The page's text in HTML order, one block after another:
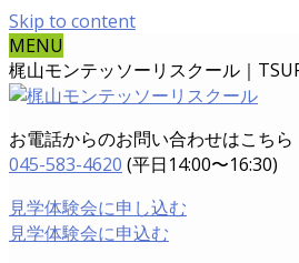
Skip to content
MENU
梶山モンテッソーリスクール｜
お電話からのお問い合わせはこちら
045-583-4620 (平日14:00〜16:30)
見学体験会に申し込む
見学体験会に申込む